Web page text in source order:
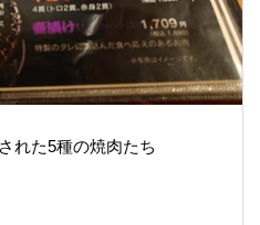
れた5種の焼肉たち